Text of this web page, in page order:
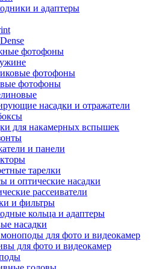
и адаптеры
фотофоны
фотофоны
фотофоны
насадки и отражатели
для накамерных вспышек
и панели
тарелки
и оптические насадки
рассеиватели
и фильтры
кольца и адаптеры
насадки
для фото и видеокамер
для фото и видеокамер